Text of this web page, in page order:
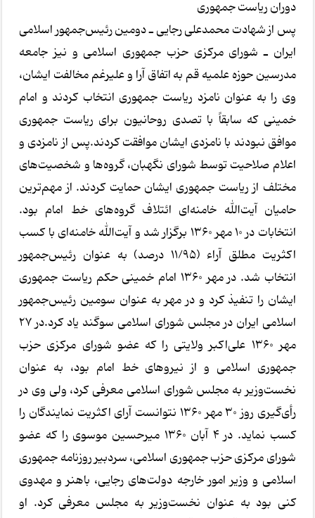
دوران ریاست جمهوری
پس از شهادت محمدعلی رجایی ـ دومین رئیس‌جمهور اسلامی
ایران ـ شورای مرکزی حزب جمهوری اسلامی و نیز جامعه
مدرسین حوزه علمیه قم به اتفاق آرا و علیرغم مخالفت ایشان،
وی را به عنوان نامزد ریاست جمهوری انتخاب کردند و امام
خمینی که سابقاً با تصدی روحانیون برای ریاست جمهوری
موافق نبودند با نامزدی ایشان موافقت کردند.پس از نامزدی و
اعلام صلاحیت توسط شورای نگهبان، گروه‌ها و شخصیت‌های
مختلف از ریاست جمهوری ایشان حمایت کردند. از مهم‌ترین
حامیان آیت‌الله خامنه‌ای ائتلاف گروه‌های خط امام بود.
انتخابات در ۱۰ مهر ۱۳۶۰ برگزار شد و آیت‌الله خامنه‌ای با کسب
اکثریت مطلق آراء (۱۱/۹۵ درصد) به عنوان رئیس‌جمهور
انتخاب شد. در مهر ۱۳۶۰ امام خمینی حکم ریاست جمهوری
ایشان را تنفیذ کرد و در مهر به عنوان سومین رئیس‌جمهور
اسلامی ایران در مجلس شورای اسلامی سوگند یاد کرد.در ۲۷
مهر ۱۳۶۰ علی‌اکبر ولایتی را که عضو شورای مرکزی حزب
جمهوری اسلامی و از نیروهای خط امام بود، به عنوان
نخست‌وزیر به مجلس شورای اسلامی معرفی کرد، ولی وی در
رأی‌گیری روز ۳۰ مهر ۱۳۶۰ نتوانست آرای اکثریت نمایندگان را
کسب نماید. در ۴ آبان ۱۳۶۰ میرحسین موسوی را که عضو
شورای مرکزی حزب جمهوری اسلامی، سردبیر روزنامه جمهوری
اسلامی و وزیر امور خارجه دولت‌های رجایی، باهنر و مهدوی
کنی بود به عنوان نخست‌وزیر به مجلس معرفی کرد. او